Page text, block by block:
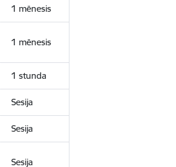
1 mēnesis
1 mēnesis
1 stunda
Sesija
Sesija
Sesija